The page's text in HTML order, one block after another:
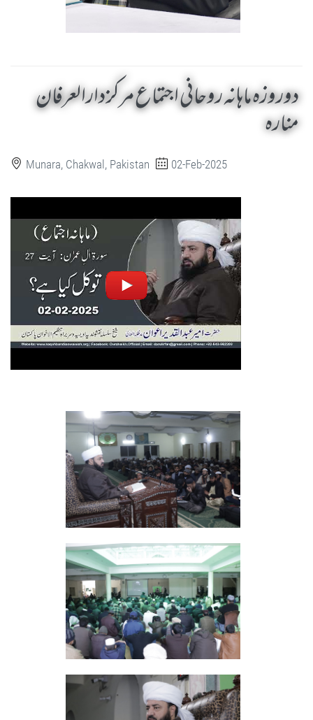
دوروزہ ماہانہ روحانی اجتماع مرکز دارالعرفان
منارہ
Munara, Chakwal, Pakistan 02-Feb-2025